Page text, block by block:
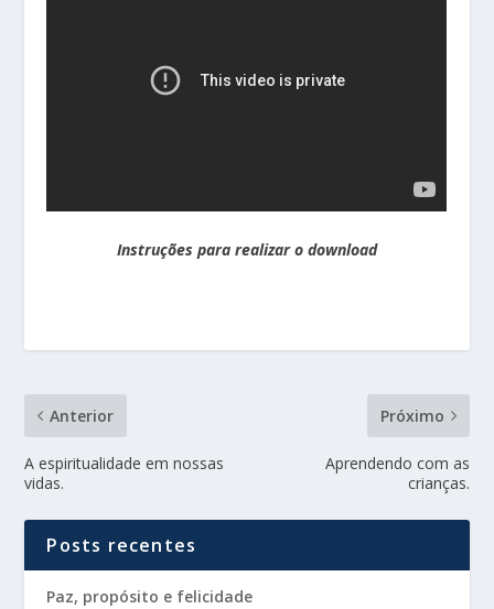
Instruções para realizar o download
Anterior
A espiritualidade em nossas
vidas.
Próximo
Aprendendo com as
crianças.
Posts recentes
Paz, propósito e felicidade